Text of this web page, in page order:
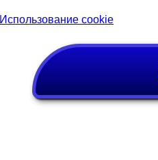
Использование cookie